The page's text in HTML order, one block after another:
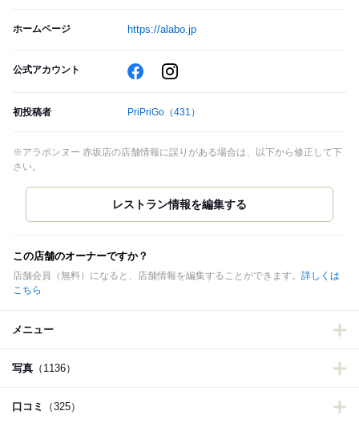
ホームページ https://alabo.jp
公式アカウント
初投稿者 PriPriGo （431）
※アラボンヌー 赤坂店の店舗情報に誤りがある場合は、以下から修正して下
さい。
この店舗のオーナーですか？
店舗会員（無料）になると、店舗情報を編集することができます。 詳しくは
こちら
メニュー
写真 （1136）
口コミ （325）